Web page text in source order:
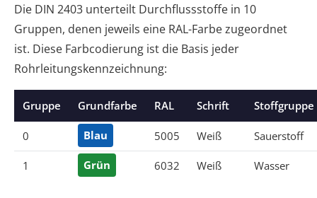
Die DIN 2403 unterteilt Durchflussstoffe in 10
Gruppen, denen jeweils eine RAL-Farbe zugeordnet
ist. Diese Farbcodierung ist die Basis jeder
Rohrleitungskennzeichnung:
Gruppe Grundfarbe RAL Schrift Stoffgruppe
0 Blau 5005 Weiß Sauerstoff
1 Grün 6032 Weiß Wasser